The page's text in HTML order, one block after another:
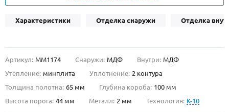
О НАС
Характеристики Отделка снаружи Отделка
Артикул: ММ1174 Снаружи: МДФ Внутри: МДФ
Утепление: минплита Уплотнение: 2 контура
Толщина полотна: 65 мм Глубина короба: 100 мм
Высота порога: 44 мм Металл: 2 мм Технология: K-10